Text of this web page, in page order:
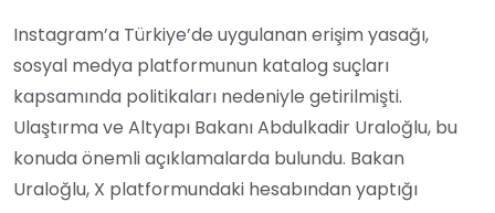
Instagram’a Türkiye’de uygulanan erişim yasağı,
sosyal medya platformunun katalog suçları
kapsamında politikaları nedeniyle getirilmişti.
Ulaştırma ve Altyapı Bakanı Abdulkadir Uraloğlu, bu
konuda önemli açıklamalarda bulundu. Bakan
Uraloğlu, X platformundaki hesabından yaptığı